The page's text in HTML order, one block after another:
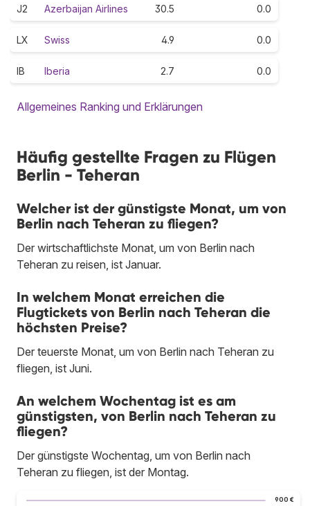
J2 Azerbaijan Airlines 30.5 0.0
LX Swiss 4.9 0.0
IB Iberia 2.7 0.0
Allgemeines Ranking und Erklärungen
Häufig gestellte Fragen zu Flügen
Berlin - Teheran
Welcher ist der günstigste Monat, um von
Berlin nach Teheran zu fliegen?
Der wirtschaftlichste Monat, um von Berlin nach
Teheran zu reisen, ist Januar.
In welchem Monat erreichen die
Flugtickets von Berlin nach Teheran die
höchsten Preise?
Der teuerste Monat, um von Berlin nach Teheran zu
fliegen, ist Juni.
An welchem Wochentag ist es am
günstigsten, von Berlin nach Teheran zu
fliegen?
Der günstigste Wochentag, um von Berlin nach
Teheran zu fliegen, ist der Montag.
900 €